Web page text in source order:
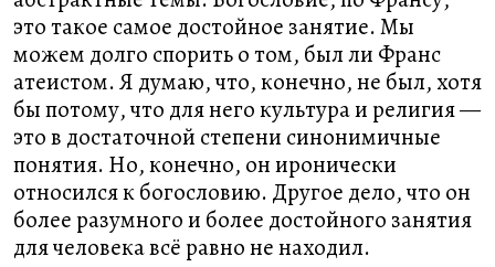
это такое самое достойное занятие. Мы
можем долго спорить о том, был ли Франс
атеистом. Я думаю, что, конечно, не был, хотя
бы потому, что для него культура и религия —
это в достаточной степени синонимичные
понятия. Но, конечно, он иронически
относился к богословию. Другое дело, что он
более разумного и более достойного занятия
для человека всё равно не находил.